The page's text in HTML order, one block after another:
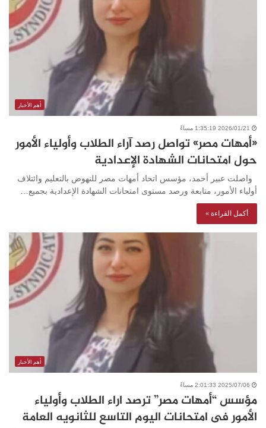
أهم الأخبار
2026/01/21 1:35:19 مساءً
«أمهات مصر» تواصل رصد آراء الطلاب وأولياء الأمور
حول امتحانات الشهادة الإعدادية
واصلت عبير أحمد، مؤسس اتحاد أمهات مصر للنهوض بالتعليم وائتلاف
أولياء الأمور، متابعة ورصد مستوى امتحانات الشهادة الإعدادية بجميع…
أكمل القراءة »
أهم الأخبار
2025/07/06 2:01:33 مساءً
مؤسس “أمهات مصر” ترصد اراء الطلاب وأولياء
الأمور فى امتحانات اليوم التاسع للثانويه العامة